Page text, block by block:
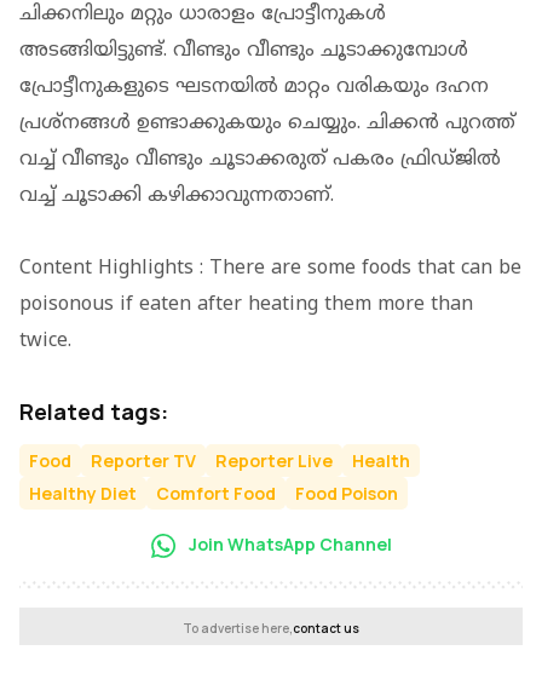
ചിക്കനിലും മറ്റും ധാരാളം പ്രോട്ടീനുകള്‍
അടങ്ങിയിട്ടുണ്ട്. വീണ്ടും വീണ്ടും ചൂടാക്കുമ്പോള്‍
പ്രോട്ടീനുകളുടെ ഘടനയില്‍ മാറ്റം വരികയും ദഹന
പ്രശ്‌നങ്ങള്‍ ഉണ്ടാക്കുകയും ചെയ്യും. ചിക്കന്‍ പുറത്ത്
വച്ച് വീണ്ടും വീണ്ടും ചൂടാക്കരുത് പകരം ഫ്രിഡ്ജില്‍
വച്ച് ചൂടാക്കി കഴിക്കാവുന്നതാണ്.
Content Highlights : There are some foods that can be
poisonous if eaten after heating them more than
twice.
Related tags:
Food Reporter TV Reporter Live
Health
Healthy Diet
Comfort Food Food Poison
Join WhatsApp Channel
To advertise here,contact us